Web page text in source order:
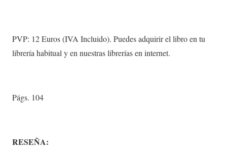
PVP: 12 Euros (IVA Incluido). Puedes adquirir el libro en tu
librería habitual y en nuestras librerías en internet.
Págs. 104
RESEÑA: